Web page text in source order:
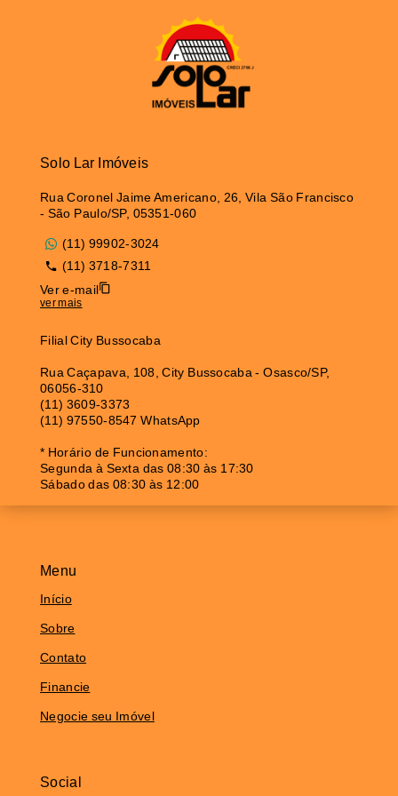
Menu
Início
Sobre
Contato
Financie
Negocie seu Imóvel
Social
Solo Lar Imóveis
Rua Coronel Jaime Americano, 26, Vila São Francisco
- São Paulo/SP, 05351-060
(11) 99902-3024
(11) 3718-7311
Ver e-mail
ver mais
Filial City Bussocaba
Rua Caçapava, 108, City Bussocaba - Osasco/SP,
06056-310
(11) 3609-3373
(11) 97550-8547 WhatsApp
* Horário de Funcionamento:
Segunda à Sexta das 08:30 às 17:30
Sábado das 08:30 às 12:00